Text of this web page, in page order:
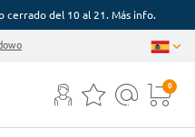
cerrado del 10 al 21. Más info.
0